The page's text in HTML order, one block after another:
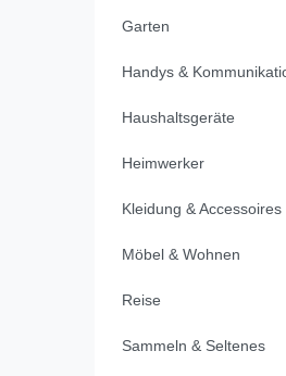
Garten
Handys &
Haushaltsgeräte
Heimwerker
Kleidung & Accessoires
Möbel & Wohnen
Reise
Sammeln & Seltenes